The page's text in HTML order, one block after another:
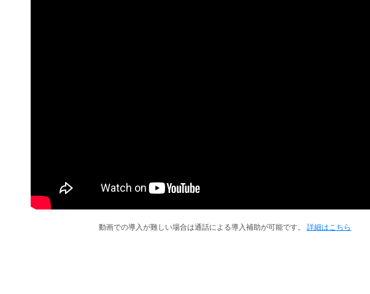
動画での導入が難しい場合は通話による導入補助が可能です。詳細はこちら